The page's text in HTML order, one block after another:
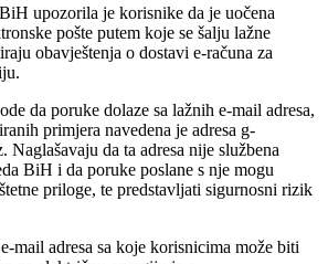
upozorila je korisnike da je uočena
pošte putem koje se šalju lažne
obavještenja o dostavi e-računa za
da poruke dolaze sa lažnih e-mail adresa,
primjera navedena je adresa g-
. Naglašavaju da ta adresa nije službena
BiH i da poruke poslane s nje mogu
priloge, te predstavljati sigurnosni rizik
mail adresa sa koje korisnicima može biti